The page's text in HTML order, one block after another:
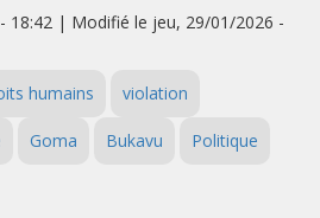
18:42 | Modifié le jeu, 29/01/2026 -
humains violation
Goma Bukavu Politique